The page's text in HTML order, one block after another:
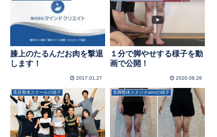
膝上のたるんだお肉を撃退
します！
2017.01.27
１分で脚やせする様子を動
画で公開！
2020.08.26
美容整体スクールの様子 美脚整体スタジオamoの様子